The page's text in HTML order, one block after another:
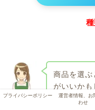
よつば
商品を選
がいいかも
プライバシーポリシー
運営者情報、お
わせ